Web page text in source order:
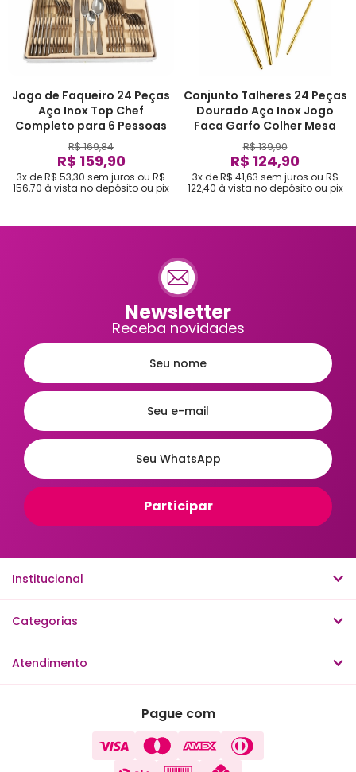
Jogo de Faqueiro 24 Peças
Aço Inox Top Chef
Completo para 6 Pessoas
R$ 169,84
R$ 159,90
3x de R$ 53,30 sem juros ou R$
156,70 à vista no depósito ou pix
Conjunto Talheres 24 Peças
Dourado Aço Inox Jogo
Faca Garfo Colher Mesa
R$ 139,90
R$ 124,90
3x de R$ 41,63 sem juros ou R$
122,40 à vista no depósito ou pix
Newsletter
Receba novidades
Institucional
Categorias
Atendimento
Pague com